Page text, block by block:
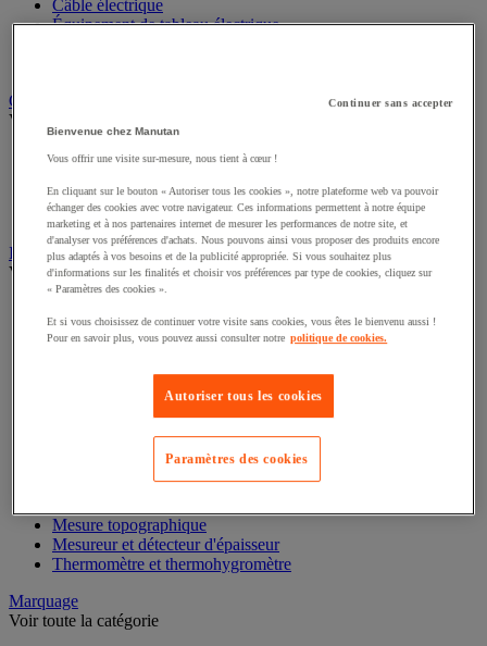
Câble électrique
Équipement de tableau électrique
Graissage et lubrifiant
Voir toute la catégorie
Anti-adhérent
Lubrifiant et dégrippant
Outils de graissage
Instrument de mesure
Voir toute la catégorie
Compteur et compteur-métreur
Dynamomètre
Instrument de mesure de laboratoire
Mesure de distance
Mesure d'électricité
Mesure du temps
Mesure topographique
Mesureur et détecteur d'épaisseur
Thermomètre et thermohygromètre
Marquage
Voir toute la catégorie
Continuer sans accepter
Bienvenue chez Manutan
Vous offrir une visite sur-mesure, nous tient à cœur !
En cliquant sur le bouton « Autoriser tous les cookies », notre plateforme web va pouvoir
échanger des cookies avec votre navigateur. Ces informations permettent à notre équipe
marketing et à nos partenaires internet de mesurer les performances de notre site, et
d'analyser vos préférences d'achats. Nous pouvons ainsi vous proposer des produits encore
plus adaptés à vos besoins et de la publicité appropriée. Si vous souhaitez plus
d'informations sur les finalités et choisir vos préférences par type de cookies, cliquez sur
« Paramètres des cookies ».
Et si vous choisissez de continuer votre visite sans cookies, vous êtes le bienvenu aussi !
Pour en savoir plus, vous pouvez aussi consulter notre politique de cookies.
Autoriser tous les cookies
Paramètres des cookies